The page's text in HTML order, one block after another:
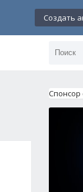
Создать
Спонсор